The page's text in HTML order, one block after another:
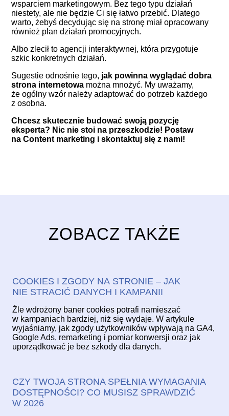
wsparciem marketingowym. Bez tego typu działań
niestety, ale nie będzie Ci się łatwo przebić. Dlatego
warto, żebyś decydując się na stronę miał opracowany
również plan działań promocyjnych.
Albo zlecił to agencji interaktywnej, która przygotuje
szkic konkretnych działań.
Sugestie odnośnie tego, jak powinna wyglądać dobra
strona internetowa można mnożyć. My uważamy,
że ogólny wzór należy adaptować do potrzeb każdego
z osobna.
Chcesz skutecznie budować swoją pozycję
eksperta? Nic nie stoi na przeszkodzie! Postaw
na Content marketing i skontaktuj się z nami!
ZOBACZ TAKŻE
COOKIES I ZGODY NA STRONIE – JAK
NIE STRACIĆ DANYCH I KAMPANII
Źle wdrożony baner cookies potrafi namieszać
w kampaniach bardziej, niż się wydaje. W artykule
wyjaśniamy, jak zgody użytkowników wpływają na GA4,
Google Ads, remarketing i pomiar konwersji oraz jak
uporządkować je bez szkody dla danych.
CZY TWOJA STRONA SPEŁNIA WYMAGANIA
DOSTĘPNOŚCI? CO MUSISZ SPRAWDZIĆ
W 2026